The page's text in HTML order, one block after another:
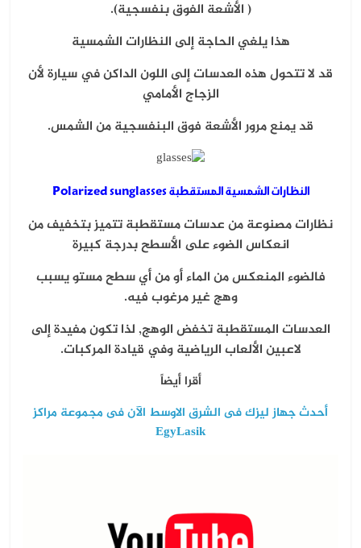
( الأشعة الفوق بنفسجية).
هذا يلغي الحاجة إلى النظارات الشمسية
قد لا تتحول هذه العدسات إلى اللون الداكن في سيارة لأن
الزجاج الأمامي
قد يمنع مرور الأشعة فوق البنفسجية من الشمس.
النظارات الشمسية المستقطبة Polarized sunglasses
نظارات مصنوعة من عدسات مستقطبة تتميز بتخفيف من
انعكاس الضوء على الأسطح بدرجة كبيرة
فالضوء المنعكس من الماء أو من أي سطح مستو يسبب
وهج غير مرغوب فيه.
العدسات المستقطبة تخفض الوهج, لذا تكون مفيدة إلى
لاعبين الألعاب الرياضية وفي قيادة المركبات.
أقرا أيضاً
أحدث جهاز ليزك فى الشرق الاوسط الآن فى مجموعة مراكز
EgyLasik